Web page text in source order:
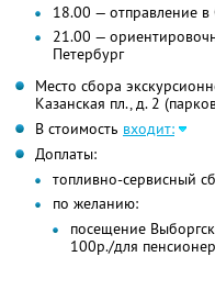
18.00 — отправление в
21.00 —
Петербург
Место сбора
Казанская пл., д. 2
В стоимость входит:
Доплаты:
топливно-сервисный
по желанию:
посещение
100р./для